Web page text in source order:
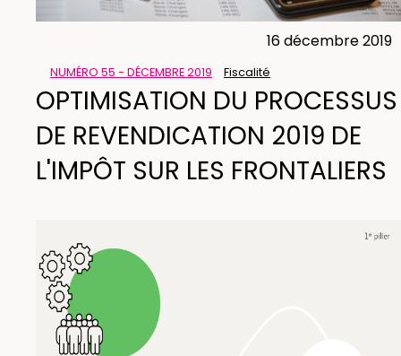
16 décembre 2019
NUMÉRO 55 - DÉCEMBRE 2019 Fiscalité
OPTIMISATION DU PROCESSUS
DE REVENDICATION 2019 DE
L'IMPÔT SUR LES FRONTALIERS